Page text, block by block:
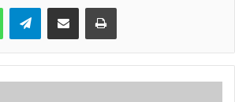
WhatsAppTelegramCompartir via Email Imprimi